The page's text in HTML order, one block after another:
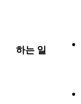
하는 일